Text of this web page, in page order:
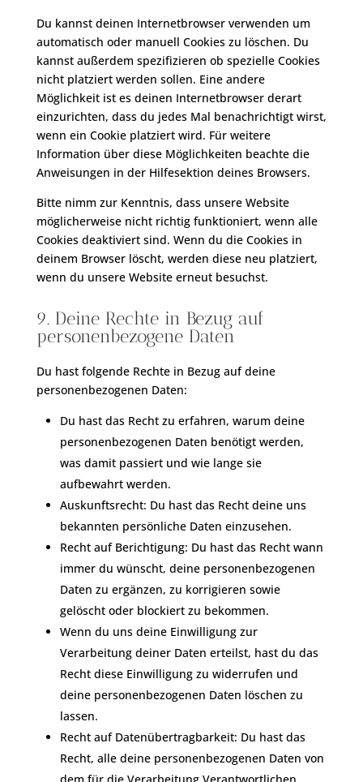
Du kannst deinen Internetbrowser verwenden um
automatisch oder manuell Cookies zu löschen. Du
kannst außerdem spezifizieren ob spezielle Cookies
nicht platziert werden sollen. Eine andere
Möglichkeit ist es deinen Internetbrowser derart
einzurichten, dass du jedes Mal benachrichtigt wirst,
wenn ein Cookie platziert wird. Für weitere
Information über diese Möglichkeiten beachte die
Anweisungen in der Hilfesektion deines Browsers.
Bitte nimm zur Kenntnis, dass unsere Website
möglicherweise nicht richtig funktioniert, wenn alle
Cookies deaktiviert sind. Wenn du die Cookies in
deinem Browser löscht, werden diese neu platziert,
wenn du unsere Website erneut besuchst.
9. Deine Rechte in Bezug auf
personenbezogene Daten
Du hast folgende Rechte in Bezug auf deine
personenbezogenen Daten:
Du hast das Recht zu erfahren, warum deine
personenbezogenen Daten benötigt werden,
was damit passiert und wie lange sie
aufbewahrt werden.
Auskunftsrecht: Du hast das Recht deine uns
bekannten persönliche Daten einzusehen.
Recht auf Berichtigung: Du hast das Recht wann
immer du wünscht, deine personenbezogenen
Daten zu ergänzen, zu korrigieren sowie
gelöscht oder blockiert zu bekommen.
Wenn du uns deine Einwilligung zur
Verarbeitung deiner Daten erteilst, hast du das
Recht diese Einwilligung zu widerrufen und
deine personenbezogenen Daten löschen zu
lassen.
Recht auf Datenübertragbarkeit: Du hast das
Recht, alle deine personenbezogenen Daten von